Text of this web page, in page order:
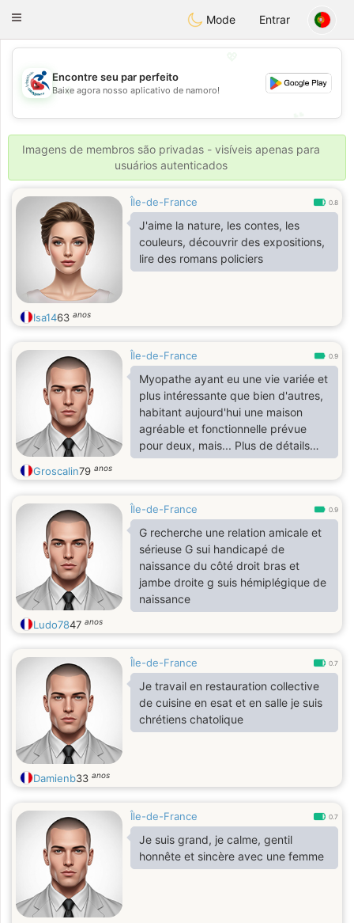
Handi Space
Toggle
Mode Entrar
💖
💕
Encontre seu par perfeito
Baixe agora nosso aplicativo de namoro!
Imagens de membros são privadas - visíveis apenas para
usuários autenticados
Île-de-France 0.8
J'aime la nature, les contes, les
couleurs, découvrir des expositions,
lire des romans policiers
Isa1463 anos
Île-de-France 0.9
Myopathe ayant eu une vie variée et
plus intéressante que bien d'autres,
habitant aujourd'hui une maison
agréable et fonctionnelle prévue
pour deux, mais... Plus de détails
ensuite………
Groscalin79 anos
Île-de-France 0.9
G recherche une relation amicale et
sérieuse G sui handicapé de
naissance du côté droit bras et
jambe droite g suis hémiplégique de
naissance
Ludo7847 anos
Île-de-France 0.7
Je travail en restauration collective
de cuisine en esat et en salle je suis
chrétiens chatolique
Damienb33 anos
Île-de-France 0.7
Je suis grand, je calme, gentil
honnête et sincère avec une femme